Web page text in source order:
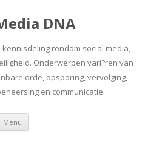
DNA
kennisdeling rondom social media,
Onderwerpen vari?ren van
orde, opsporing, vervolging,
en communicatie.
Menu Spring
inhoud